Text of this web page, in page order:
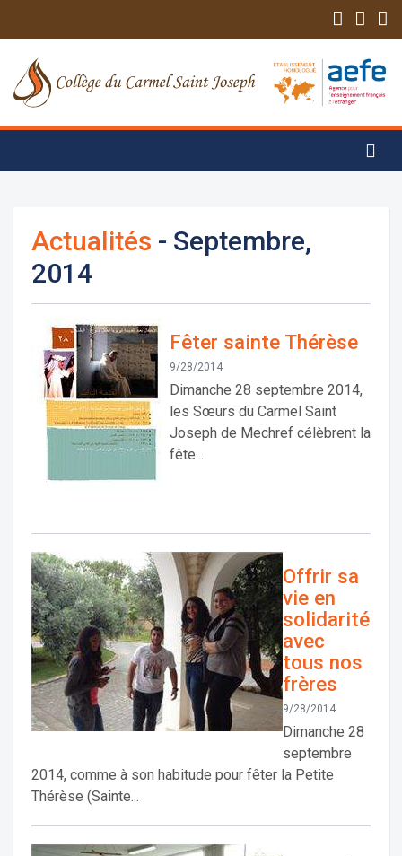
Actualités - Septembre,
2014
Fêter sainte Thérèse
9/28/2014
Dimanche 28 septembre 2014,
les Sœurs du Carmel Saint
Joseph de Mechref célèbrent la
fête...
Offrir sa
vie en
solidarité
avec
tous nos
frères
9/28/2014
Dimanche 28
septembre
2014, comme à son habitude pour fêter la Petite
Thérèse (Sainte...